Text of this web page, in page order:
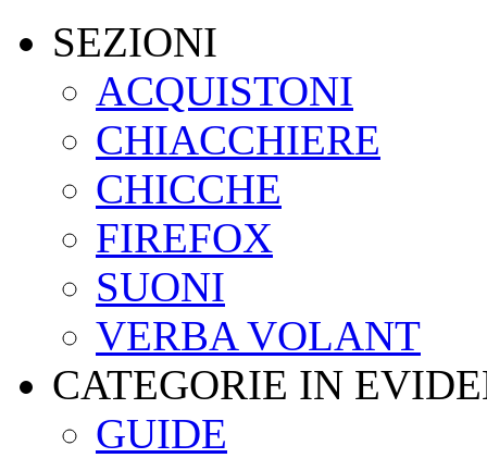
SEZIONI
ACQUISTONI
CHIACCHIERE
CHICCHE
FIREFOX
SUONI
VERBA VOLANT
CATEGORIE IN
GUIDE